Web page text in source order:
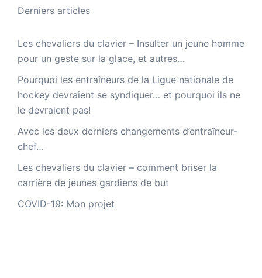
Derniers articles
Les chevaliers du clavier – Insulter un jeune homme
pour un geste sur la glace, et autres…
Pourquoi les entraîneurs de la Ligue nationale de
hockey devraient se syndiquer… et pourquoi ils ne
le devraient pas!
Avec les deux derniers changements d’entraîneur-
chef…
Les chevaliers du clavier – comment briser la
carrière de jeunes gardiens de but
COVID-19: Mon projet